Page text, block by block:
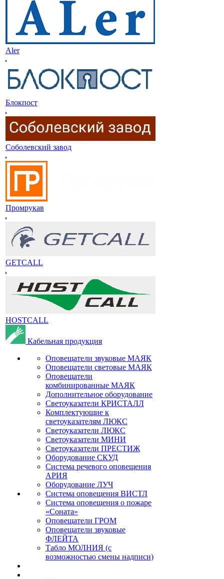
Aler
Блокпост
Соболевский завод
Промрукав
GETCALL
HOSTCALL
Кабельная продукция
Оповещатели звуковые МАЯК
Оповещатели световые МАЯК
Оповещатели
комбинированные МАЯК
Дополнительное оборудование
Светоуказатели КРИСТАЛЛ
Комплектующие к
светоуказателям ЛЮКС
Светоуказатели ЛЮКС
Светоуказатели МИНИ
Светоуказатели ПРЕСТИЖ
Оборудование СКУД
Система речевого оповещения
АРИЯ
Оборудование ЛУЧ
Система оповещения ВИСТЛ
Система оповещения о пожаре
«Соната»
Оповещатели ГРОМ
Оповещатели звуковые
ФЛЕЙТА
Табло МОЛНИЯ (с
возможностью смены надписи)